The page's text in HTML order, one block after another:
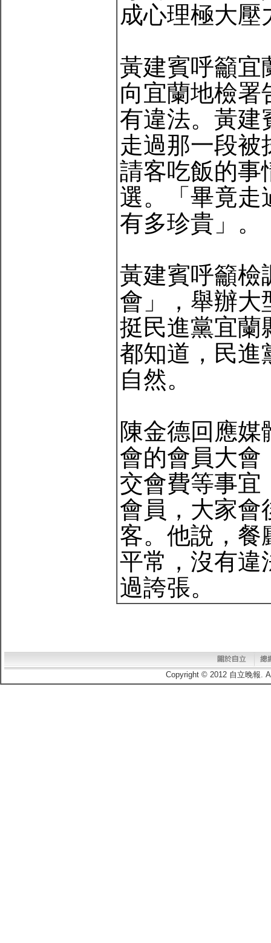
成心理極大壓
黃建賓呼籲宜
向宜蘭地檢署
有違法。黃建
走過那一段被
請客吃飯的事
選。「畢竟走
有多珍貴」。
黃建賓呼籲檢
會」，舉辦大
挺民進黨宜蘭
都知道，民進
自然。
陳金德回應
會的會員大會
交會費等事宜
會員，大家會
客。他說，餐
平常，沒有違
過誇張。
Copyright © 2012 自立晚報.